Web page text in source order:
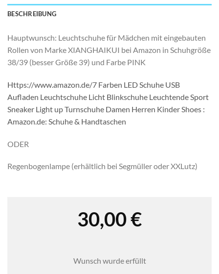
BESCHREIBUNG
Hauptwunsch: Leuchtschuhe für Mädchen mit eingebauten
Rollen von Marke XIANGHAIKUI bei Amazon in Schuhgröße
38/39 (besser Größe 39) und Farbe PINK
Https://www.amazon.de/7 Farben LED Schuhe USB
Aufladen Leuchtschuhe Licht Blinkschuhe Leuchtende Sport
Sneaker Light up Turnschuhe Damen Herren Kinder Shoes :
Amazon.de: Schuhe & Handtaschen
ODER
Regenbogenlampe (erhältlich bei Segmüller oder XXLutz)
30,00€
Wunsch wurde erfüllt